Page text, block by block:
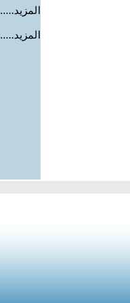
المزيد.....
المزيد.....